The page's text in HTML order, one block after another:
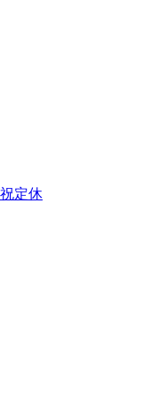
定休